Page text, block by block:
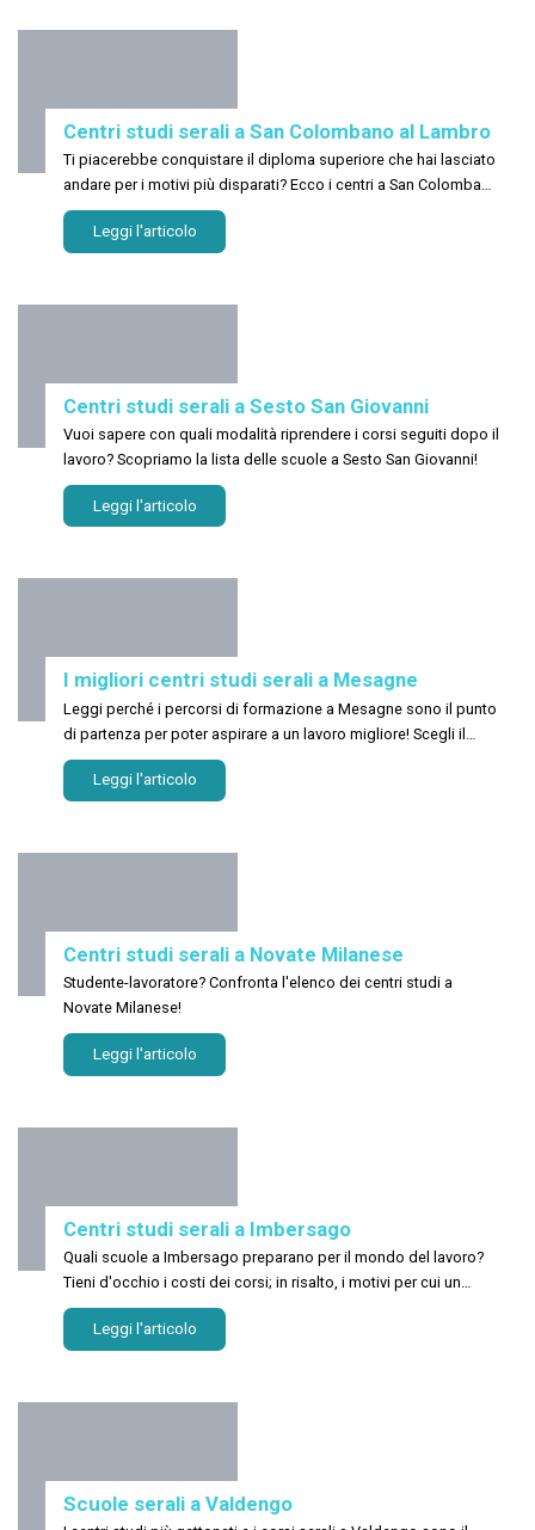
Centri studi serali a San Colombano al Lambro
Ti piacerebbe conquistare il diploma superiore che hai lasciato
andare per i motivi più disparati? Ecco i centri a San Colombano
al Lambro
Leggi l'articolo
Centri studi serali a Sesto San Giovanni
Vuoi sapere con quali modalità riprendere i corsi seguiti dopo il
lavoro? Scopriamo la lista delle scuole a Sesto San Giovanni!
Leggi l'articolo
I migliori centri studi serali a Mesagne
Leggi perché i percorsi di formazione a Mesagne sono il punto
di partenza per poter aspirare a un lavoro migliore! Scegli il
corso più adatto a te!
Leggi l'articolo
Centri studi serali a Novate Milanese
Studente-lavoratore? Confronta l'elenco dei centri studi a
Novate Milanese!
Leggi l'articolo
Centri studi serali a Imbersago
Quali scuole a Imbersago preparano per il mondo del lavoro?
Tieni d'occhio i costi dei corsi; in risalto, i motivi per cui un
numero crescente di studenti prende parte a un corso due anni
in uno!Leggi l'articolo
Scuole serali a Valdengo